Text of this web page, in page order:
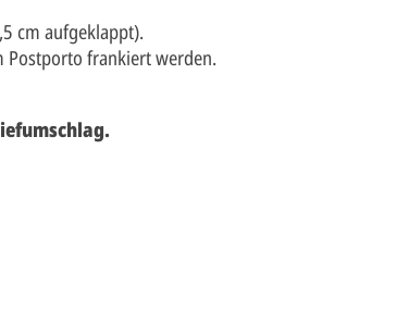
cm aufgeklappt).
Postporto frankiert werden.